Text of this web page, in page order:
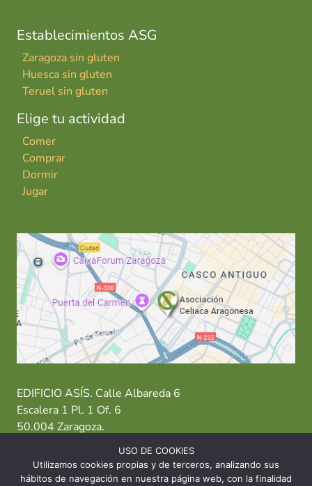
Establecimientos ASG
Zaragoza sin gluten
Huesca sin gluten
Teruel sin gluten
Elige tu actividad
Comer
Comprar
Dormir
Jugar
EDIFICIO ASÍS. Calle Albareda 6
Escalera 1 Pl. 1 Of. 6
50.004 Zaragoza.
T: 976 484 949 M: 635 638 563
Sede Zaragoza·Sede Huesca· Sede Teruel
USO DE COOKIES
Utilizamos cookies propias y de terceros, analizando sus
hábitos de navegación en nuestra página web, con la finalidad